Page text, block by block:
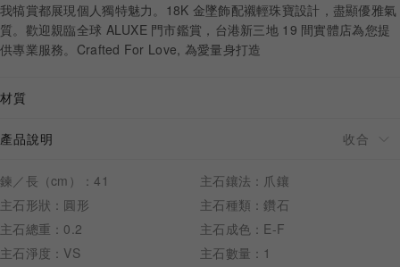
線上購物
預約來店
我犒賞都展現個人獨特魅力。18K 金墜飾配襯輕珠寶設計，盡顯優雅氣
質。歡迎親臨全球 ALUXE 門市鑑賞，台港新三地 19 間實體店為您提
供專業服務。Crafted For Love, 為愛量身打造
材質
產品說明
鍊／長（cm）：41
主石鑲法：爪鑲
主石形狀：圓形
主石種類：鑽石
主石總重：0.2
主石成色：E-F
主石淨度：VS
主石數量：1